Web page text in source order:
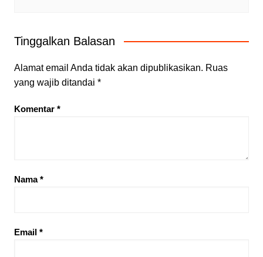
Tinggalkan Balasan
Alamat email Anda tidak akan dipublikasikan. Ruas
yang wajib ditandai *
Komentar *
Nama*
Email *